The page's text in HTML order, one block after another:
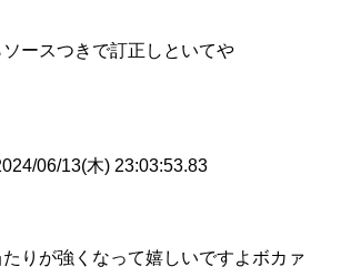
ースつきで訂正しといてや
06/13(木) 23:03:53.83
りが強くなって嬉しいですよボカァ